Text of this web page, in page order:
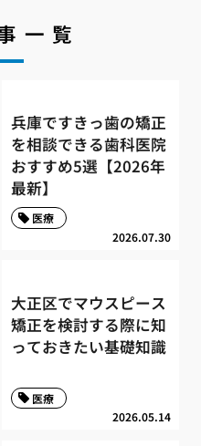
一覧
兵庫ですきっ歯の矯正
を相談できる歯科医院
おすすめ5選【2026年
最新】
2026.07.30
医療
大正区でマウスピース
矯正を検討する際に知
っておきたい基礎知識
2026.05.14
医療